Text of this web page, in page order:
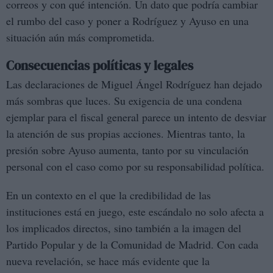
correos y con qué intención. Un dato que podría cambiar
el rumbo del caso y poner a Rodríguez y Ayuso en una
situación aún más comprometida.
Consecuencias políticas y legales
Las declaraciones de Miguel Ángel Rodríguez han dejado
más sombras que luces. Su exigencia de una condena
ejemplar para el fiscal general parece un intento de desviar
la atención de sus propias acciones. Mientras tanto, la
presión sobre Ayuso aumenta, tanto por su vinculación
personal con el caso como por su responsabilidad política.
En un contexto en el que la credibilidad de las
instituciones está en juego, este escándalo no solo afecta a
los implicados directos, sino también a la imagen del
Partido Popular y de la Comunidad de Madrid. Con cada
nueva revelación, se hace más evidente que la